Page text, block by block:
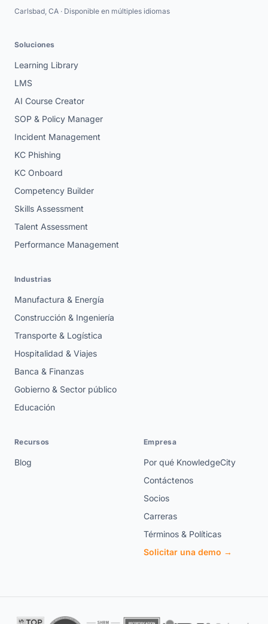
Carlsbad, CA · Disponible en múltiples idiomas
Soluciones
Learning Library
LMS
AI Course Creator
SOP & Policy Manager
Incident Management
KC Phishing
KC Onboard
Competency Builder
Skills Assessment
Talent Assessment
Performance Management
Industrias
Manufactura & Energía
Construcción & Ingeniería
Transporte & Logística
Hospitalidad & Viajes
Banca & Finanzas
Gobierno & Sector público
Educación
Recursos
Blog
Empresa
Por qué KnowledgeCity
Contáctenos
Socios
Carreras
Términos & Políticas
Solicitar una demo →